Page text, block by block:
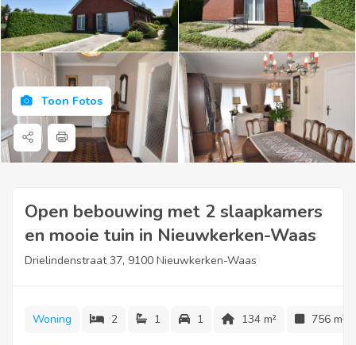
Toon Fotos
Open bebouwing met 2 slaapkamers
en mooie tuin in Nieuwkerken-Waas
Drielindenstraat 37, 9100 Nieuwkerken-Waas
Woning 2 1 1 134 m² 756 m²